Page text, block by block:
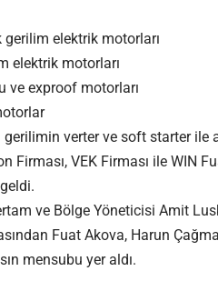
elektrik motorları
elektrik motorları
ve exproof motorları
verter ve soft starter ile
VEK Firması ile WIN
ve Bölge Yöneticisi Amit
Fuat Akova, Harun
mensubu yer aldı.